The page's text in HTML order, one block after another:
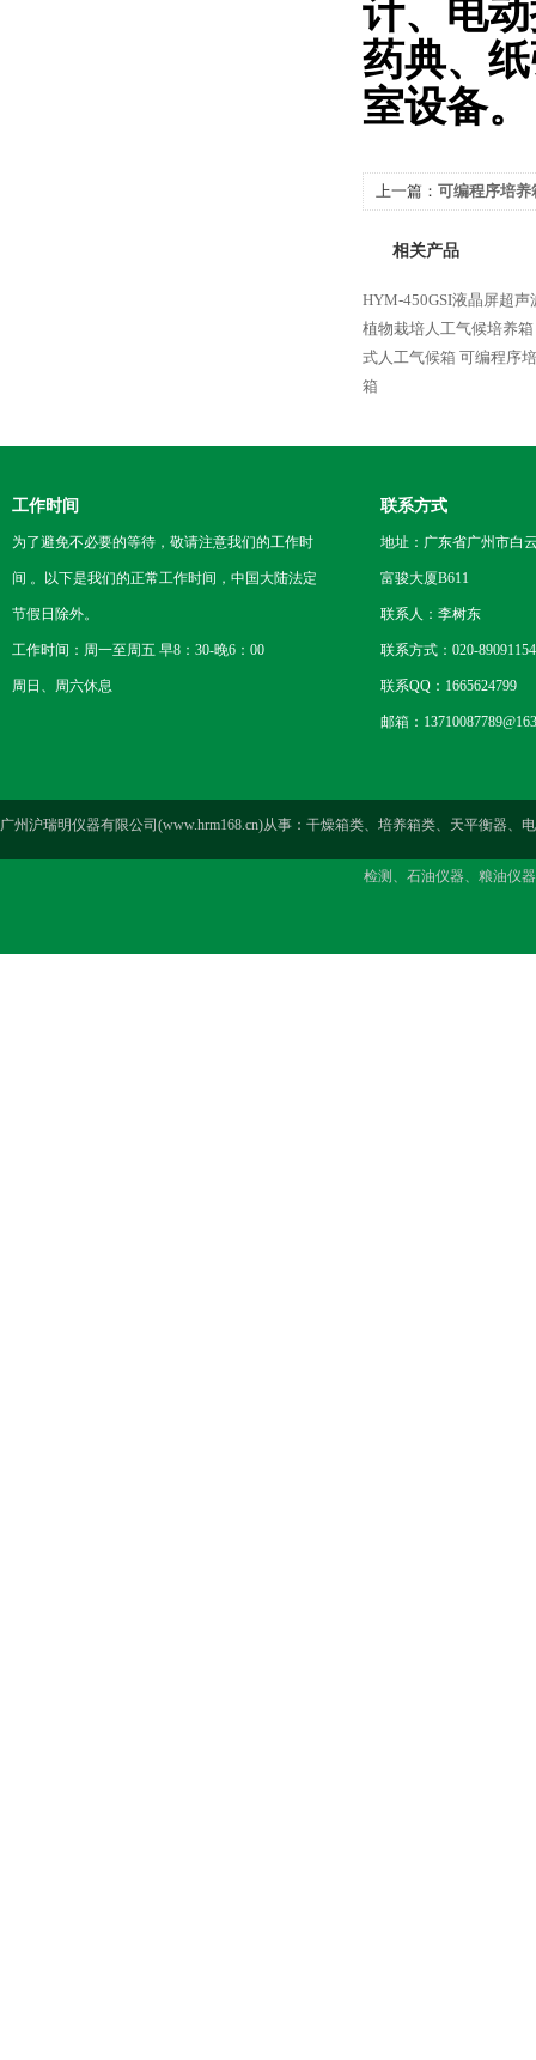
计、电
药典、
室设备。
上一篇： 可编程序培养
相关产品
HYM-450GSI液晶屏超
植物栽培人工气候培养箱
式人工气候箱 可编程序
箱
工作时间
为了避免不必要的等待，敬请注意我们的工作时
间 。以下是我们的正常工作时间，中国大陆法定
节假日除外。
工作时间：周一至周五 早8：30-晚6：00
周日、周六休息
联系方式
地址：广东省广州市白
富骏大厦B611
联系人：李树东
联系方式：020-89091154
联系QQ：1665624799
邮箱：
广州沪瑞明仪器有限公司(www.hrm168.cn)从事：干燥箱类、培养箱类、天平衡器
检测、石油仪器、粮油仪